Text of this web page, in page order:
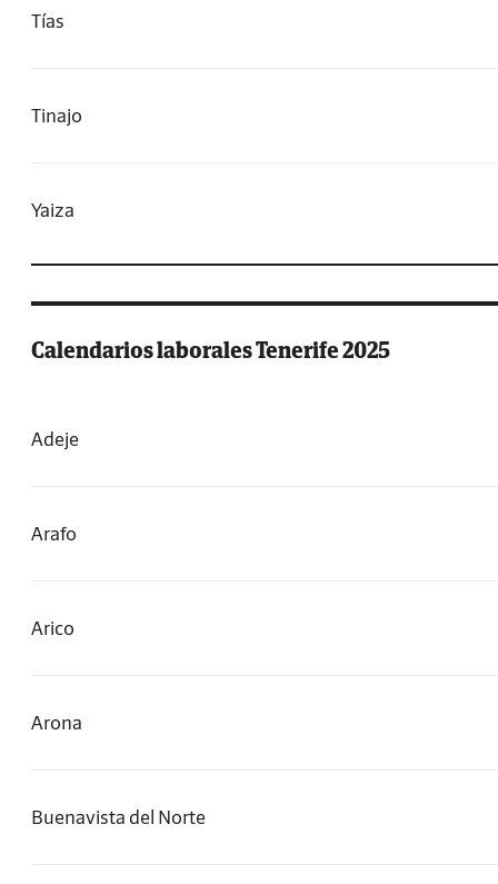
Tías
Tinajo
Yaiza
Calendarios laborales Tenerife 2025
Adeje
Arafo
Arico
Arona
Buenavista del Norte